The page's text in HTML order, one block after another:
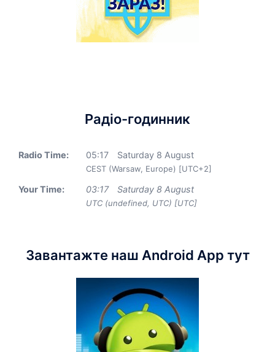
Радіо-годинник
Radio Time: 05:17 Saturday 8 August
CEST (Warsaw, Europe) [UTC+2]
Your Time: 03:17 Saturday 8 August
UTC (undefined, UTC) [UTC]
Завантажте наш Android App тут